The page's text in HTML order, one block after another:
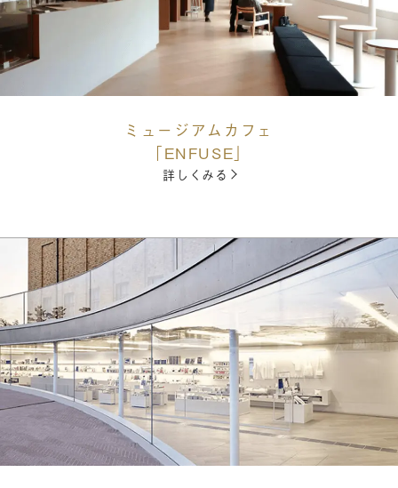
ミュージアムカフェ
「ENFUSE」
詳しくみる